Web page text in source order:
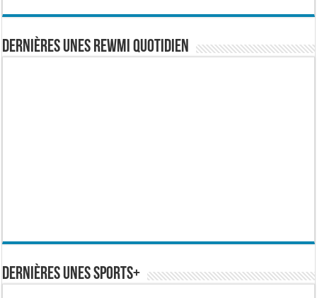
Dernières Unes Rewmi Quotidien
Dernières Unes Sports+